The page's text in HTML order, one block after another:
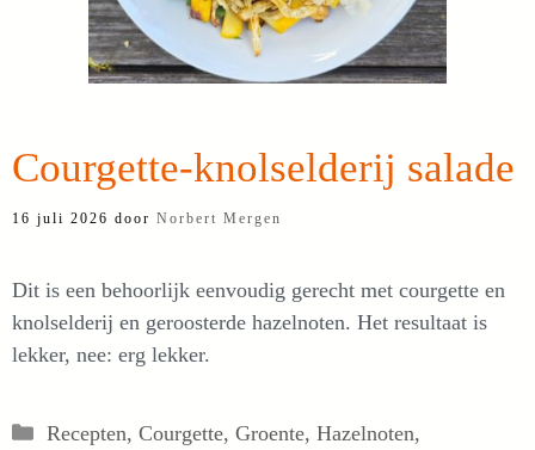
Courgette-knolselderij salade
16 juli 2026 door Norbert Mergen
Dit is een behoorlijk eenvoudig gerecht met courgette en
knolselderij en geroosterde hazelnoten. Het resultaat is
lekker, nee: erg lekker.
Categorieën
Recepten, Courgette, Groente, Hazelnoten,